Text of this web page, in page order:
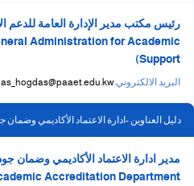
Administration for Academic
Support)
البريد الالكتروني:
دليل العناوين -ادارة الاعتماد الأكاديمي وضمان
Accreditation Department)